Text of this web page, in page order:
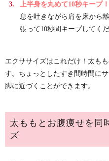
上半身を丸めて10秒キープ！
息を吐きながら肩を床から
張って10秒間キープしてく
エクササイズはこれだけ！太も
す。ちょっとしたすき間時間に
脚に近づくことができます。
太ももとお腹痩せを同
ズ